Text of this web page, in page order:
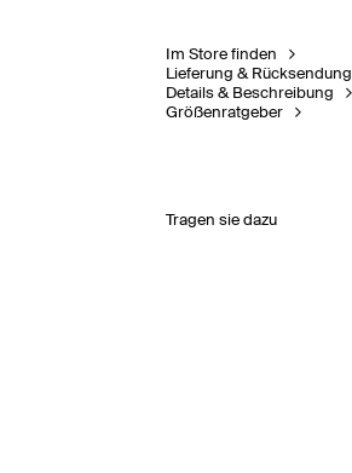
Im Store finden
Lieferung & Rücksendung
Details & Beschreibung
Größenratgeber
Tragen sie dazu